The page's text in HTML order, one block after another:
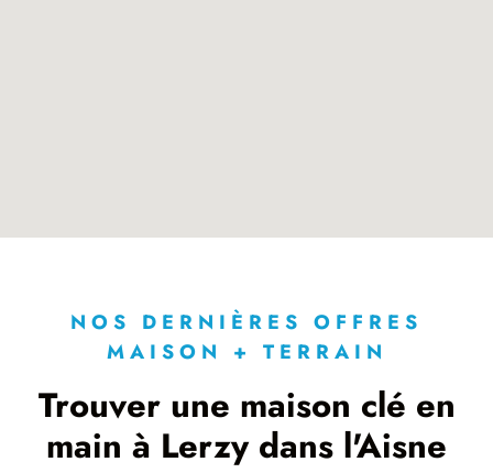
NOS DERNIÈRES OFFRES
MAISON + TERRAIN
Trouver une maison clé en
main à Lerzy dans l'Aisne